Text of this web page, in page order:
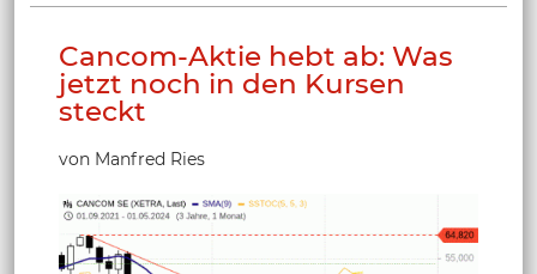
Cancom-Aktie hebt ab: Was
jetzt noch in den Kursen
steckt
von Manfred Ries